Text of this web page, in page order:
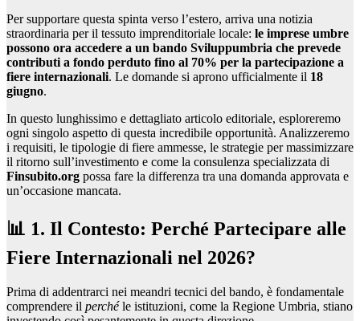
Per supportare questa spinta verso l’estero, arriva una notizia
straordinaria per il tessuto imprenditoriale locale: le imprese umbre
possono ora accedere a un bando Sviluppumbria che prevede
contributi a fondo perduto fino al 70% per la partecipazione a
fiere internazionali. Le domande si aprono ufficialmente il 18
giugno.
In questo lunghissimo e dettagliato articolo editoriale, esploreremo
ogni singolo aspetto di questa incredibile opportunità. Analizzeremo
i requisiti, le tipologie di fiere ammesse, le strategie per massimizzare
il ritorno sull’investimento e come la consulenza specializzata di
Finsubito.org possa fare la differenza tra una domanda approvata e
un’occasione mancata.
📊 1. Il Contesto: Perché Partecipare alle
Fiere Internazionali nel 2026?
Prima di addentrarci nei meandri tecnici del bando, è fondamentale
comprendere il perchéle istituzioni, come la Regione Umbria, stiano